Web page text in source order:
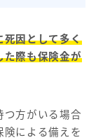
死因として多く
た際も保険金が
つ方がいる場合
険による備えを